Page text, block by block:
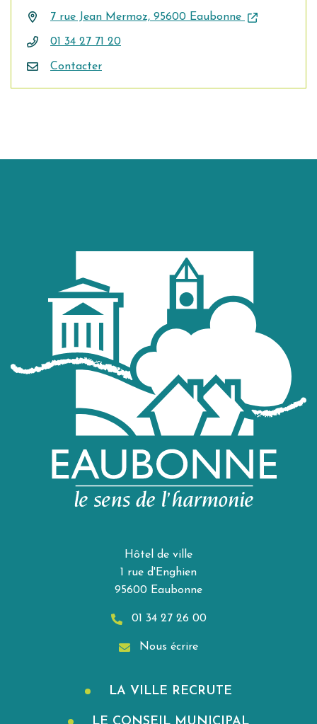
7 rue Jean Mermoz, 95600 Eaubonne
01 34 27 71 20
Contacter
Hôtel de ville
1 rue d'Enghien
95600 Eaubonne
01 34 27 26 00
Nous écrire
LA VILLE RECRUTE